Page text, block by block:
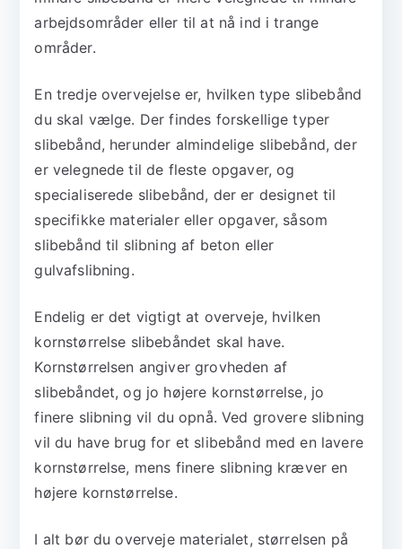
arbejdsområder eller til at nå ind i trange
områder.
En tredje overvejelse er, hvilken type slibebånd
du skal vælge. Der findes forskellige typer
slibebånd, herunder almindelige slibebånd, der
er velegnede til de fleste opgaver, og
specialiserede slibebånd, der er designet til
specifikke materialer eller opgaver, såsom
slibebånd til slibning af beton eller
gulvafslibning.
Endelig er det vigtigt at overveje, hvilken
kornstørrelse slibebåndet skal have.
Kornstørrelsen angiver grovheden af
slibebåndet, og jo højere kornstørrelse, jo
finere slibning vil du opnå. Ved grovere slibning
vil du have brug for et slibebånd med en lavere
kornstørrelse, mens finere slibning kræver en
højere kornstørrelse.
I alt bør du overveje materialet, størrelsen på